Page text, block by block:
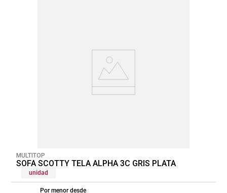
MULTITOP
SOFA SCOTTY TELA ALPHA 3C GRIS PLATA
unidad
Por menor desde